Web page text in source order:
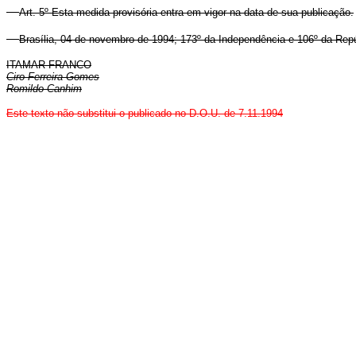
Art. 5º Esta medida provisória entra em vigor na data de sua publicação.
Brasília, 04 de novembro de 1994; 173º da Independência e 106º da
ITAMAR FRANCO
Ciro Ferreira Gomes
Romildo Canhim
Este texto não substitui o publicado no D.O.U. de 7.11.1994